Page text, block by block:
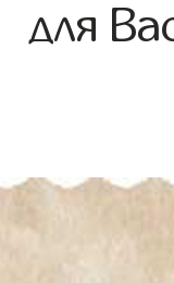
для